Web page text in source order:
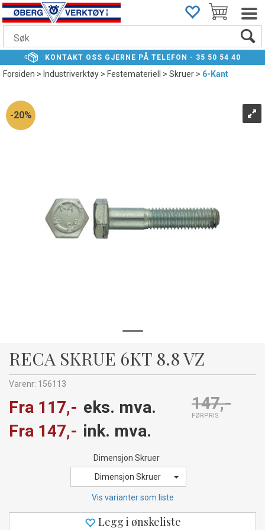
KONTAKT OSS GJERNE PÅ TELEFON - 35 50 54 40
Forsiden> Industriverktøy>Festemateriell >Skruer>6-Kant
20%
RECA SKRUE 6KT 8.8 VZ
Varenr: 156113
Fra 117,- eks. mva.
Fra 147,- ink. mva.
147,-
FØRPRIS
Dimensjon Skruer
Dimensjon Skruer
Vis varianter som liste
Legg i ønskeliste